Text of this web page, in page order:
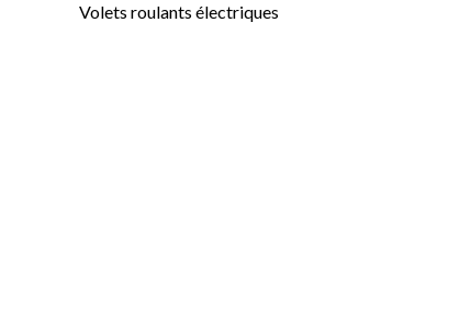
Volets roulants électriques